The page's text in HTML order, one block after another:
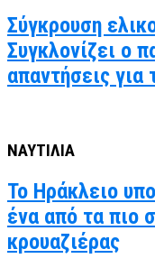
Σύγκρουση
Συγκλονίζει ο
απαντήσεις για
ΝΑΥΤΙΛΙΑ
Το Ηράκλειο
ένα από τα πιο
κρουαζιέρας